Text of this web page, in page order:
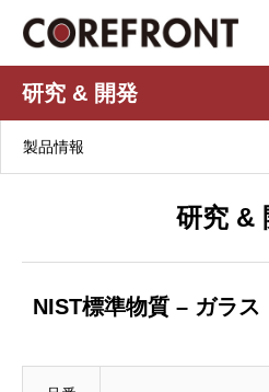
研究 & 開発
製品情報
研究 &
NIST標準物質 – ガラス